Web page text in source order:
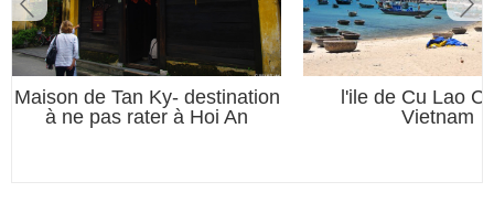
Maison de Tan Ky- destination
à ne pas rater à Hoi An
l'ile de Cu Lao
Vietnam